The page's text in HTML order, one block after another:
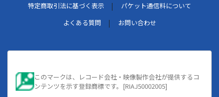
特定商取引法に基づく表示
パケット通信料について
よくある質問
お問い合わせ
このマークは、レコード会社・映像製作会社が提供するコ
ンテンツを示す登録商標です。[RIAJ50002005]